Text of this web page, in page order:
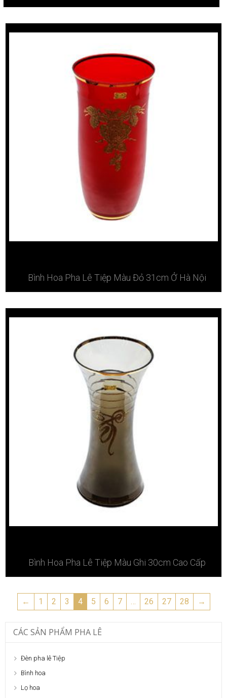
Bình Hoa Pha Lê Tiệp Màu Đỏ 31cm Ở Hà Nội
Bình Hoa Pha Lê Tiệp Màu Ghi 30cm Cao Cấp
← 1 2 3 4 5 6 7 … 26 27 28 →
CÁC SẢN PHẨM PHA LÊ
Đèn pha lê Tiệp
Bình hoa
Lọ hoa